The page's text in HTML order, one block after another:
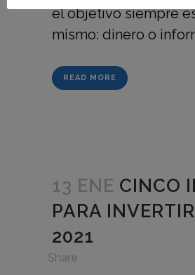
el objetivo siempre
mismo: dinero o
READ MORE
13 ENE CINCO
PARA
2021
Share